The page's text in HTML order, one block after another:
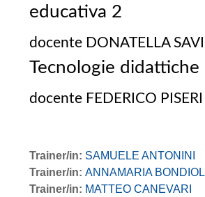
educativa 2
docente DONATELLA
Tecnologie didattiche
docente FEDERICO PISERI
Trainer/in: SAMUELE ANTONINI
Trainer/in: ANNAMARIA
Trainer/in: MATTEO CANEVARI